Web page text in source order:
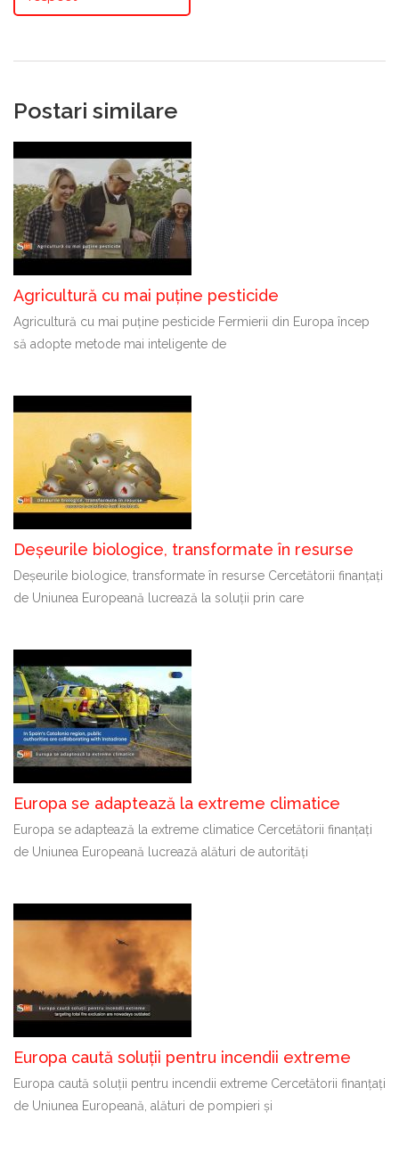
Postari similare
Agricultură cu mai puține pesticide
Agricultură cu mai puține pesticide Fermierii din Europa încep
să adopte metode mai inteligente de
Deșeurile biologice, transformate în resurse
Deșeurile biologice, transformate în resurse Cercetătorii finanțați
de Uniunea Europeană lucrează la soluții prin care
Europa se adaptează la extreme climatice
Europa se adaptează la extreme climatice Cercetătorii finanțați
de Uniunea Europeană lucrează alături de autorități
Europa caută soluții pentru incendii extreme
Europa caută soluții pentru incendii extreme Cercetătorii finanțați
de Uniunea Europeană, alături de pompieri și